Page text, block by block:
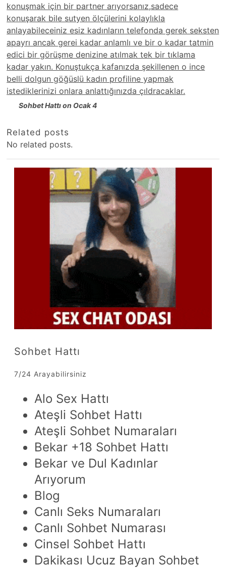
konuşmak için bir partner arıyorsanız,sadece
konuşarak bile sutyen ölçülerini kolaylıkla
anlayabileceiniz esiz kadınların telefonda gerek seksten
apayrı ancak gerei kadar anlamlı ve bir o kadar tatmin
edici bir görüşme denizine atılmak tek bir tıklama
kadar yakın. Konuştukça kafanızda şekillenen o ince
belli dolgun göğüslü kadın profiline yapmak
istediklerinizi onlara anlattığınızda çıldracaklar.
Sohbet Hattı on Ocak 4
Related posts
No related posts.
Sohbet Hattı
7/24 Arayabilirsiniz
Alo Sex Hattı
Ateşli Sohbet Hattı
Ateşli Sohbet Numaraları
Bekar +18 Sohbet Hattı
Bekar ve Dul Kadınlar
Arıyorum
Blog
Canlı Seks Numaraları
Canlı Sohbet Numarası
Cinsel Sohbet Hattı
Dakikası Ucuz Bayan Sohbet